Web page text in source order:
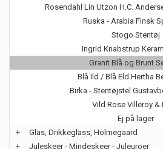
Rosendahl Lin Utzon H.C.
Ruska - Arabia Finsk
Stogo Stentøj
Ingrid Knabstrup
Granit Blå og Brunt
Blå Ild / Blå Eld Hertha
Birka - Stentøjstel
Vild Rose Villeroy &
Ej på lager
+
Glas, Drikkeglass, Holmegaard
+
Juleskeer - Mindeskeer - Juleuroer